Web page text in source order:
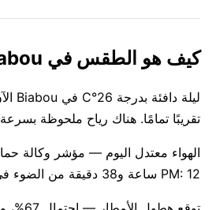
كيف هو الطقس في Biabou الآن؟
تقريبًا تمامًا. هناك رياح ملحوظة بسرعة 26 كم/س قادمة من west. الجو رطب، حيث تحمل الأجواء 77%.
PM: 12 ساعة و38 دقيقة من الضوء في Biabou.